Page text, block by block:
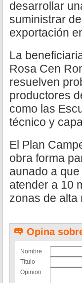
desarrollar
suministrar
exportación
La
Rosa Cen
resuelven
productores
como las
técnico y
El Plan
obra forma
aunado a
atender a 10
zonas de
Opina
Nombre
Título
Opinion